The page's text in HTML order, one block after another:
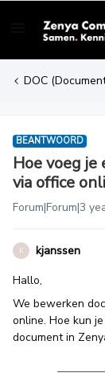
DOC
BEANTWOORD
Hoe voeg
via office
Forum|Forum|3
K
kjanssen
Hallo,
We bewerken
online. Hoe kun
document in